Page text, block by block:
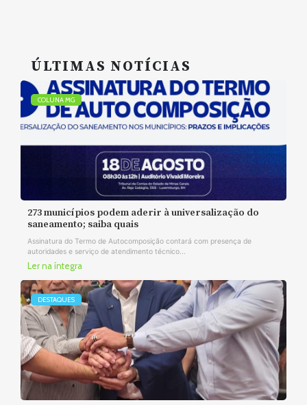
ÚLTIMAS NOTÍCIAS
COLUNA MG
273 municípios podem aderir à universalização do
saneamento; saiba quais
Assinatura do Termo de Autocomposição contará com presença de
autoridades e serviço de atendimento técnico...
Ler na íntegra
DESTAQUES